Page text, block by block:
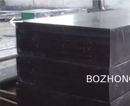
HAUS
PRODUKTE
Fournisseur.
Copyright
©
2020
-
2023
sssteelplate.com.
All
Rights
Reserved.